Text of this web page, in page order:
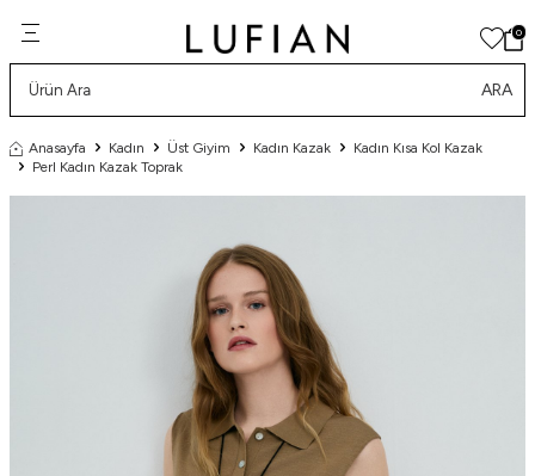
0
ARA
Anasayfa Kadın Üst Giyim Kadın Kazak
Kadın Kısa Kol Kazak
Perl Kadın Kazak Toprak